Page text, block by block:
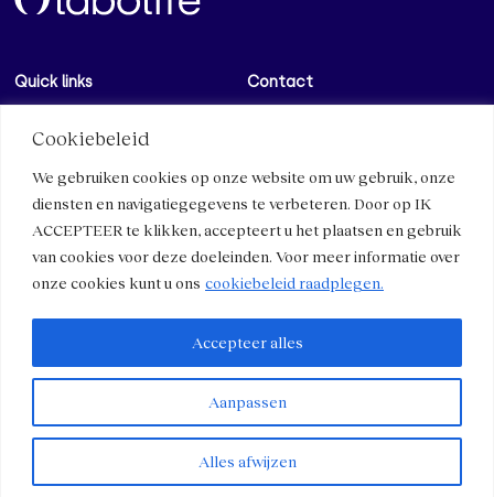
Cookiebeleid
We gebruiken cookies op onze website om uw gebruik, onze
diensten en navigatiegegevens te verbeteren. Door op IK
ACCEPTEER te klikken, accepteert u het plaatsen en gebruik
van cookies voor deze doeleinden. Voor meer informatie over
onze cookies kunt u ons cookiebeleid raadplegen.
Aanpassen
Alles afwijzen
Accepteer alles
Quick links
Over ons
eigenschappen
Micro-immunotherapie
Professionele gedeelte
Contact
Media
Algemene voorwaarden
Privacybeleid
Sociale Media
LinkedIn
Facebook
© LABOLIFE 2024.